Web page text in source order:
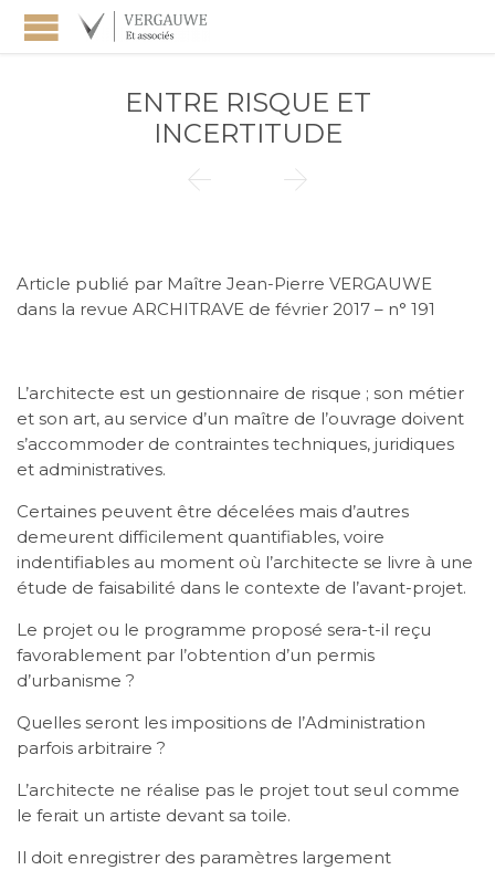
ENTRE RISQUE ET
INCERTITUDE
 
Article publié par Maître Jean-Pierre VERGAUWE
dans la revue ARCHITRAVE de février 2017 – n° 191
L’architecte est un gestionnaire de risque ; son métier
et son art, au service d’un maître de l’ouvrage doivent
s’accommoder de contraintes techniques, juridiques
et administratives.
Certaines peuvent être décelées mais d’autres
demeurent difficilement quantifiables, voire
indentifiables au moment où l’architecte se livre à une
étude de faisabilité dans le contexte de l’avant-projet.
Le projet ou le programme proposé sera-t-il reçu
favorablement par l’obtention d’un permis
d’urbanisme ?
Quelles seront les impositions de l’Administration
parfois arbitraire ?
L’architecte ne réalise pas le projet tout seul comme
le ferait un artiste devant sa toile.
Il doit enregistrer des paramètres largement